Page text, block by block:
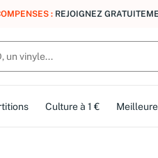
: REJOIGNEZ
Culture à 1 €